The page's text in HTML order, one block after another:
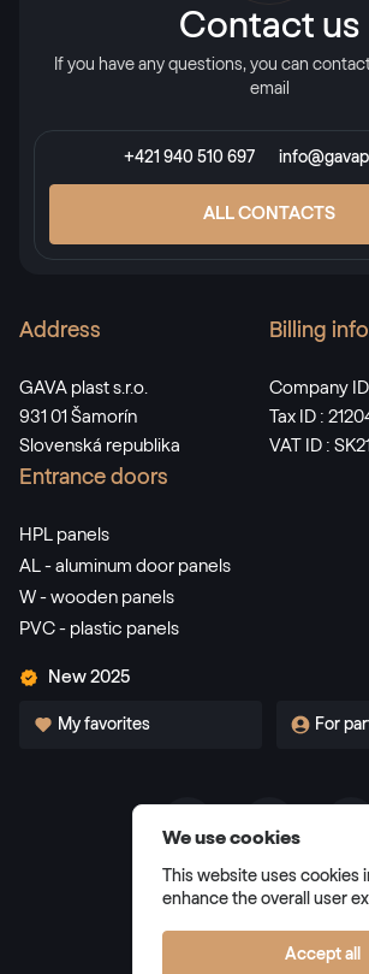
Contact us
If you have any questions, you can
email
+421 940 510 697
ALL CONTACTS
Address
GAVA plast s.r.o.
931 01 Šamorín
Slovenská republika
Billing
Company
Tax ID :
VAT ID :
Entrance doors
HPL panels
AL - aluminum door panels
W - wooden panels
PVC - plastic panels
New 2025
My favorites For
Privacy Policy
We use cookies
This website uses cookies
enhance the overall user
Accept all